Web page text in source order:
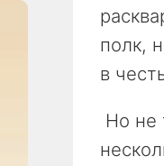
полк,
в
Но не